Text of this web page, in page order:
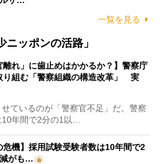
一覧を見る
ッポンの活路」
離れ」に歯止めはかかるか？】警察庁
り組む「警察組織の構造改革」 実
ているのが「警察官不足」だ。警察
年間で2分の1以…
危機】採用試験受験者数は10年間で2
がも…